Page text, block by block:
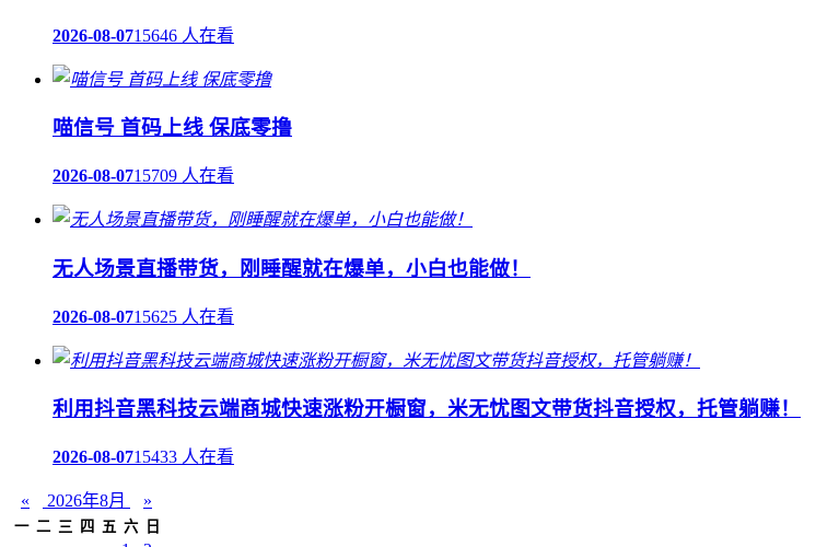
2026-08-0715646 人在看
喵信号 首码上线 保底零撸
2026-08-0715709 人在看
无人场景直播带货，刚睡醒就在爆单，小白也能做！
2026-08-0715625 人在看
利用抖音黑科技云端商城快速涨粉开橱窗，米无忧图文带货抖音授权，托管躺赚！
2026-08-0715433 人在看
« 2026年8月 »
一 二 三 四 五 六 日